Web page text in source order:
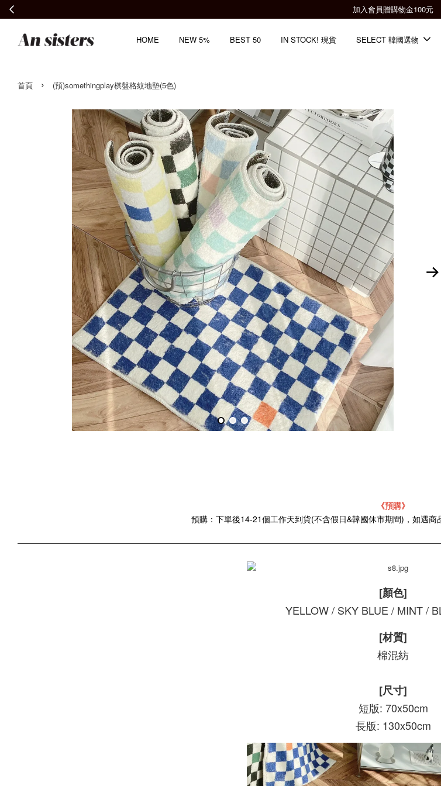
全館滿2000免運📦
HOME NEW 5% BEST 50 IN STOCK! 現貨 SELECT 韓國選物
首頁 › (預)somethingplay棋盤格紋地墊(5色)
《預購》
預購：下單後14-21個工作天到貨(不含假日&韓國休市期間)，如遇商
[顏色]
YELLOW / SKY BLUE / MINT /
[材質]
棉混紡
[尺寸]
短版: 70x50cm
長版: 130x50cm